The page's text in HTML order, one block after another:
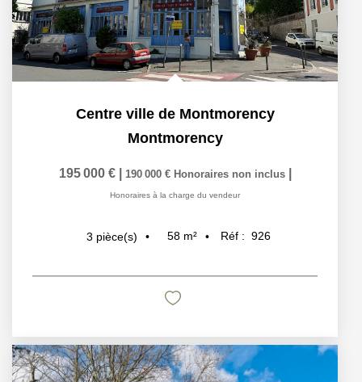
Centre ville de Montmorency
Montmorency
195 000 € 190 000 € Honoraires non inclus
Honoraires à la charge du vendeur
3 pièce(s) 58 m² Réf : 926